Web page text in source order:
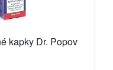
kapky Dr. Popov